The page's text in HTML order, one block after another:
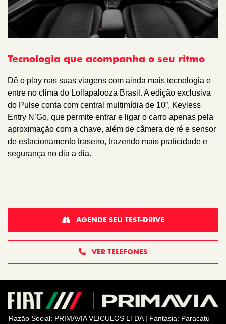
Tecnologia que acompanha o seu ritmo
Dê o play nas suas viagens com ainda mais tecnologia e
entre no clima do Lollapalooza Brasil. A edição exclusiva
do Pulse conta com central multimídia de 10”, Keyless
Entry N’Go, que permite entrar e ligar o carro apenas pela
aproximação com a chave, além de câmera de ré e sensor
de estacionamento traseiro, trazendo mais praticidade e
segurança no dia a dia.
VER TELEFONES
AGENDE SEU TEST-DRIVE
Razão Social: PRIMAVIA VEICULOS LTDA | Fantasia: Paracatu –